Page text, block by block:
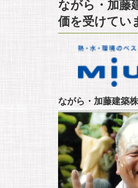
ながら・加藤
価を受けてい
ながら・加藤建築